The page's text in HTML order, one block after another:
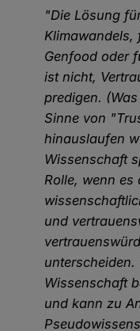
"Die Lösung
Klimawandels,
Genfood oder
ist nicht,
predigen.
Sinne von
hinauslaufen
Wissenschaft
Rolle, wenn es
und
unterscheiden.
Wissenschaft
und kann zu